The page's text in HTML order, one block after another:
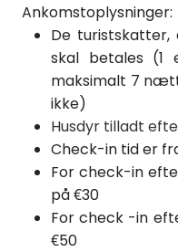
Ankomstoplysninger:
De
skal betales
maksimalt 7
ikke)
Husdyr tilladt
Check-in tid er
For check-in
på €30
For check -in
€50